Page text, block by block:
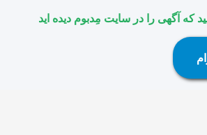
که آگهی را در سایت مِدبوم دیده اید